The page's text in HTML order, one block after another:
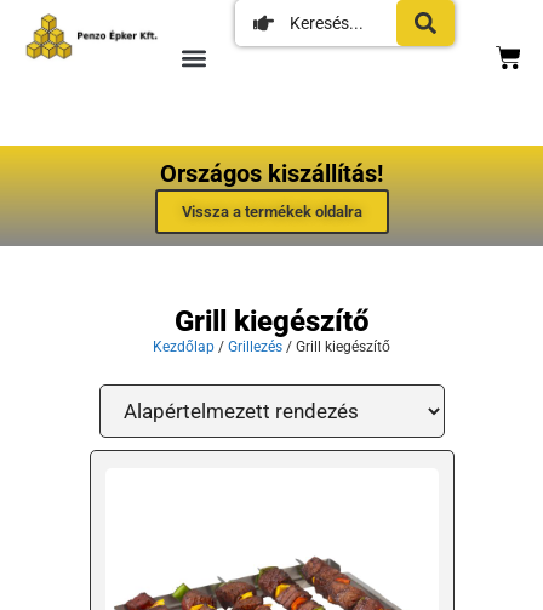
Országos kiszállítás!
Vissza a termékek oldalra
Grill kiegészítő
Kezdőlap / Grillezés / Grill kiegészítő